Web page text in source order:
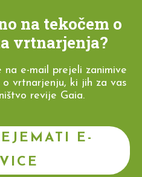
na tekočem o
vrtnarjenja?
e-mail prejeli zanimive
vrtnarjenju, ki jih za vas
revije Gaia.
E-